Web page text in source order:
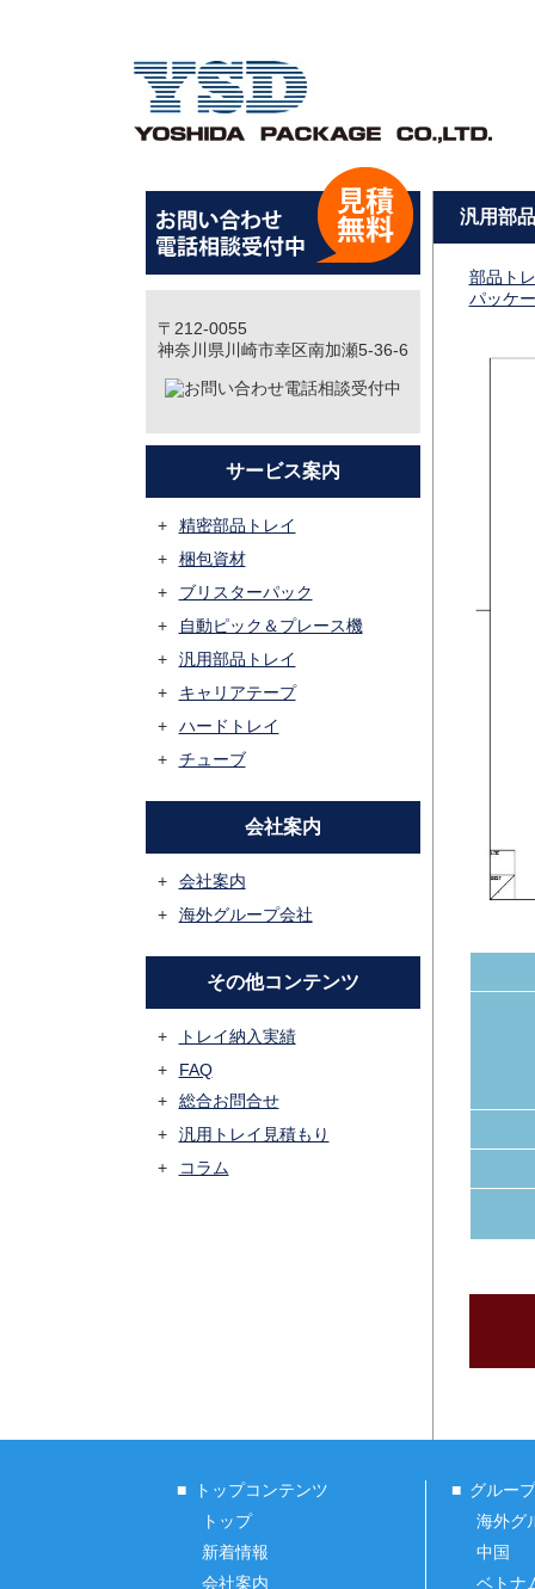
〒212-0055
神奈川県川崎市幸区南加瀬5-36-6
サービス案内
精密部品トレイ
梱包資材
ブリスターパック
自動ピック＆プレース機
汎用部品トレイ
キャリアテープ
ハードトレイ
チューブ
会社案内
会社案内
海外グループ会社
その他コンテンツ
トレイ納入実績
FAQ
総合お問合せ
汎用トレイ見積もり
コラム
汎用部
部品ト
パッケ
トップコンテンツ
トップ
新着情報
会社案内
グルー
海外グ
中国
ベトナ